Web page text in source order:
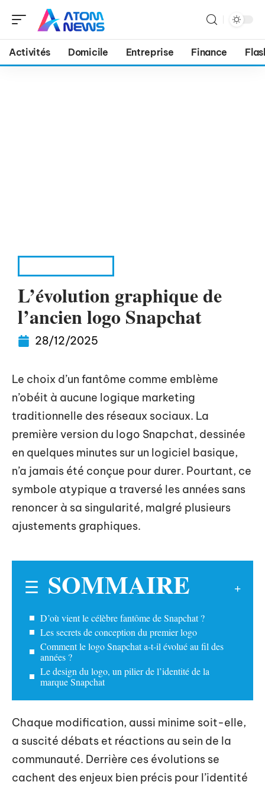
Activités Domicile Entreprise Finance
L’évolution graphique de
l’ancien logo Snapchat
28/12/2025
Le choix d’un fantôme comme emblème
n’obéit à aucune logique marketing
traditionnelle des réseaux sociaux. La
première version du logo Snapchat, dessinée
en quelques minutes sur un logiciel basique,
n’a jamais été conçue pour durer. Pourtant, ce
symbole atypique a traversé les années sans
renoncer à sa singularité, malgré plusieurs
ajustements graphiques.
SOMMAIRE
D’où vient le célèbre fantôme de Snapchat ?
Les secrets de conception du premier logo
Comment le logo Snapchat a-t-il évolué au fil des
années ?
Le design du logo, un pilier de l’identité de la
marque Snapchat
Chaque modification, aussi minime soit-elle,
a suscité débats et réactions au sein de la
communauté. Derrière ces évolutions se
cachent des enjeux bien précis pour l’identité